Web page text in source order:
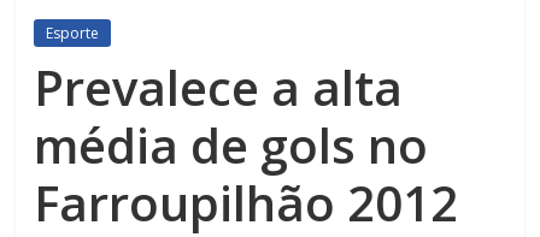
Esporte
Prevalece a alta
média de gols no
Farroupilhão 2012